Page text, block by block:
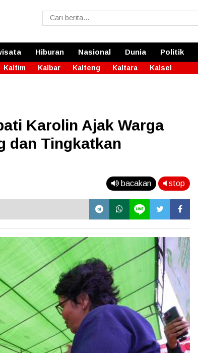
Hiburan Nasional Dunia Politik
Kaltim Kalbar Kalteng Kaltara Kalsel
Karolin Ajak Warga
dan Tingkatkan
bacakan stop